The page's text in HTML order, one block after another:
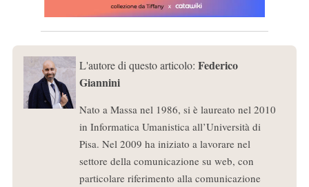
L'autore di questo articolo: Federico
Giannini
Nato a Massa nel 1986, si è laureato nel 2010
in Informatica Umanistica all’Università di
Pisa. Nel 2009 ha iniziato a lavorare nel
settore della comunicazione su web, con
particolare riferimento alla comunicazione